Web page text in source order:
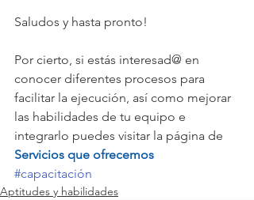
Saludos y hasta pronto!
Por cierto, si estás interesad@ en
conocer diferentes procesos para
facilitar la ejecución, así como mejorar
las habilidades de tu equipo e
integrarlo puedes visitar la página de
Servicios que ofrecemos
#capacitación
Aptitudes y habilidades